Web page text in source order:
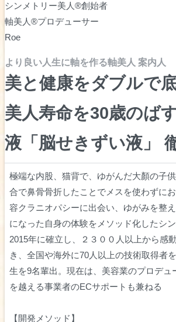
シンメトリー美人®︎創始者
軸美人®︎プロデューサー
Roe
より良い人生に軸を作る軸美人 案内人
美と健康をダブルで底
美人寿命を30歳のば
液「脳せきずい液」
極端な内股、猫背で、ゆがんだ大顏の子
合で鼻骨骨折したことでメスを使わずに
容クラニオパシーに出会い、ゆがみを整
になった自身の体験をメソッド化したシ
2015年に確立し、２３００人以上から感
き、全国や海外に70人以上の技術取得者
生を9名輩出。現在は、美容業のプロデュ
を越える事業者のECサポートも兼ねる
【開発メソッド】